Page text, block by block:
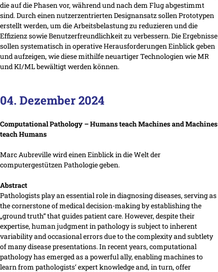
die auf die Phasen vor, während und nach dem Flug abgestimmt
sind. Durch einen nutzerzentrierten Designansatz sollen Prototypen
erstellt werden, um die Arbeitsbelastung zu reduzieren und die
Effizienz sowie Benutzerfreundlichkeit zu verbessern. Die Ergebnisse
sollen systematisch in operative Herausforderungen Einblick geben
und aufzeigen, wie diese mithilfe neuartiger Technologien wie MR
und KI/ML bewältigt werden können.
04. Dezember 2024
Computational Pathology – Humans teach Machines and Machines
teach Humans
Marc Aubreville wird einen Einblick in die Welt der
computergestützen Pathologie geben.
Abstract
Pathologists play an essential role in diagnosing diseases, serving as
the cornerstone of medical decision-making by establishing the
„ground truth“ that guides patient care. However, despite their
expertise, human judgment in pathology is subject to inherent
variability and occasional errors due to the complexity and subtlety
of many disease presentations. In recent years, computational
pathology has emerged as a powerful ally, enabling machines to
learn from pathologists‘ expert knowledge and, in turn, offer